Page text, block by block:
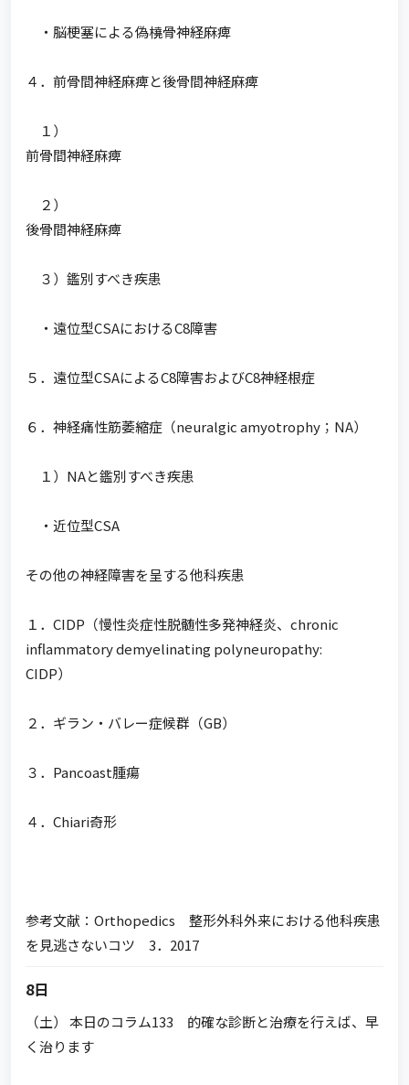
・脳梗塞による偽橈骨神経麻痺
４．前骨間神経麻痺と後骨間神経麻痺
１）
前骨間神経麻痺
２）
後骨間神経麻痺
３）鑑別すべき疾患
・遠位型CSAにおけるC8障害
５．遠位型CSAによるC8障害およびC8神経根症
６．神経痛性筋萎縮症（neuralgic amyotrophy；NA）
１）NAと鑑別すべき疾患
・近位型CSA
その他の神経障害を呈する他科疾患
１．CIDP（慢性炎症性脱髄性多発神経炎、chronic
inflammatory demyelinating polyneuropathy:
CIDP）
２．ギラン・バレー症候群（GB）
３．Pancoast腫瘍
４．Chiari奇形
参考文献：Orthopedics 整形外科外来における他科疾患
を見逃さないコツ 3．2017
8日
（土） 本日のコラム133 的確な診断と治療を行えば、早
く治ります